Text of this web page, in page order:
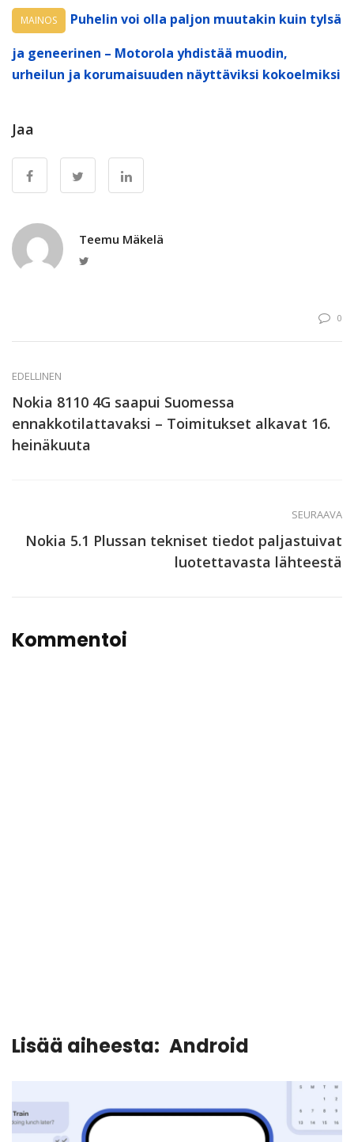
MAINOS
Puhelin voi olla paljon muutakin kuin tylsä
ja geneerinen – Motorola yhdistää muodin,
urheilun ja korumaisuuden näyttäviksi kokoelmiksi
Jaa
Teemu Mäkelä
0
EDELLINEN
Nokia 8110 4G saapui Suomessa
ennakkotilattavaksi – Toimitukset alkavat 16.
heinäkuuta
SEURAAVA
Nokia 5.1 Plussan tekniset tiedot paljastuivat
luotettavasta lähteestä
Kommentoi
Lisää aiheesta: Android